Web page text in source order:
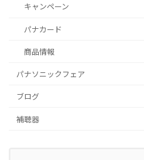
キャンペーン
パナカード
商品情報
パナソニックフェア
ブログ
補聴器